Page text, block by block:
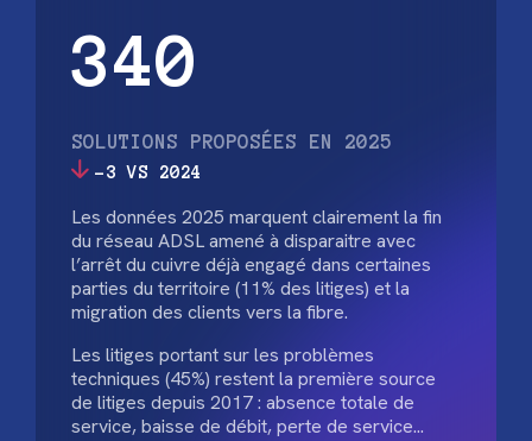
340
SOLUTIONS PROPOSÉES EN 2025
-3 VS 2024
Les données 2025 marquent clairement la fin
du réseau ADSL amené à disparaitre avec
l’arrêt du cuivre déjà engagé dans certaines
parties du territoire (11% des litiges) et la
migration des clients vers la fibre.
Les litiges portant sur les problèmes
techniques (45%) restent la première source
de litiges depuis 2017 : absence totale de
service, baisse de débit, perte de service...